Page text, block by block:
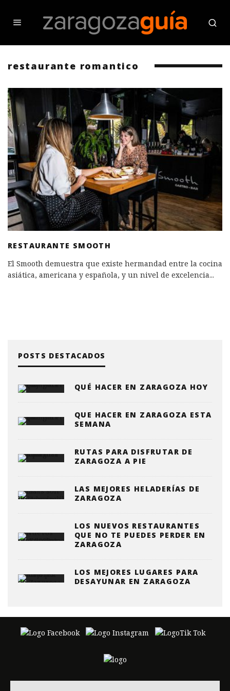
restaurante romantico
RESTAURANTE SMOOTH
El Smooth demuestra que existe hermandad entre la cocina
asiática, americana y española, y un nivel de excelencia...
POSTS DESTACADOS
QUÉ HACER EN ZARAGOZA HOY
QUE HACER EN ZARAGOZA ESTA
SEMANA
RUTAS PARA DISFRUTAR DE
ZARAGOZA A PIE
LAS MEJORES HELADERÍAS DE
ZARAGOZA
LOS NUEVOS RESTAURANTES
QUE NO TE PUEDES PERDER EN
ZARAGOZA
LOS MEJORES LUGARES PARA
DESAYUNAR EN ZARAGOZA